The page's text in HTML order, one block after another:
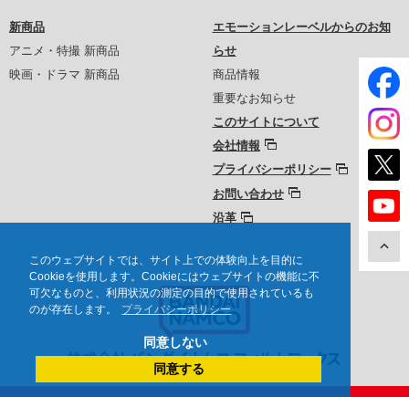
このウェブサイトでは、サイト上での体験向上を目的に
Cookieを使用します。Cookieにはウェブサイトの機能に不
可欠なものと、利用状況の測定の目的で使用されているも
のが存在します。
プライバシーポリシー
同意しない
同意する
新商品
アニメ・特撮 新商品
映画・ドラマ 新商品
エモーションレーベルからのお知
らせ
商品情報
重要なお知らせ
このサイトについて
会社情報
プライバシーポリシー
お問い合わせ
沿革